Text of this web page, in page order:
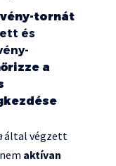
tornát
és
a
által végzett
aktívan